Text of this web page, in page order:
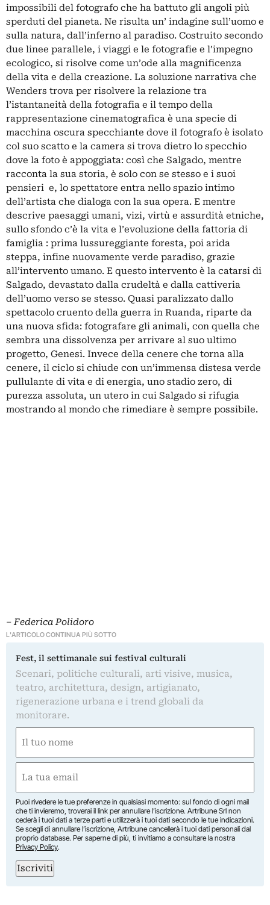
impossibili del fotografo che ha battuto gli angoli più
sperduti del pianeta. Ne risulta un’ indagine sull’uomo e
sulla natura, dall’inferno al paradiso. Costruito secondo
due linee parallele, i viaggi e le fotografie e l’impegno
ecologico, si risolve come un’ode alla magnificenza
della vita e della creazione. La soluzione narrativa che
Wenders trova per risolvere la relazione tra
l’istantaneità della fotografia e il tempo della
rappresentazione cinematografica è una specie di
macchina oscura specchiante dove il fotografo è isolato
col suo scatto e la camera si trova dietro lo specchio
dove la foto è appoggiata: così che Salgado, mentre
racconta la sua storia, è solo con se stesso e i suoi
pensieri e, lo spettatore entra nello spazio intimo
dell’artista che dialoga con la sua opera. E mentre
descrive paesaggi umani, vizi, virtù e assurdità etniche,
sullo sfondo c’è la vita e l’evoluzione della fattoria di
famiglia : prima lussureggiante foresta, poi arida
steppa, infine nuovamente verde paradiso, grazie
all’intervento umano. E questo intervento è la catarsi di
Salgado, devastato dalla crudeltà e dalla cattiveria
dell’uomo verso se stesso. Quasi paralizzato dallo
spettacolo cruento della guerra in Ruanda, riparte da
una nuova sfida: fotografare gli animali, con quella che
sembra una dissolvenza per arrivare al suo ultimo
progetto, Genesi. Invece della cenere che torna alla
cenere, il ciclo si chiude con un’immensa distesa verde
pullulante di vita e di energia, uno stadio zero, di
purezza assoluta, un utero in cui Salgado si rifugia
mostrando al mondo che rimediare è sempre possibile.
– Federica Polidoro
L'ARTICOLO CONTINUA PIÙ SOTTO
Fest, il settimanale sui festival culturali
Scenari, politiche culturali, arti visive, musica,
teatro, architettura, design, artigianato,
rigenerazione urbana e i trend globali da
monitorare.
(Required)
First
(Required)
Puoi rivedere le tue preferenze in qualsiasi momento: sul fondo di ogni mail
che ti invieremo, troverai il link per annullare l’iscrizione. Artribune Srl non
cederà i tuoi dati a terze parti e utilizzerà i tuoi dati secondo le tue indicazioni.
Se scegli di annullare l’iscrizione, Artribune cancellerà i tuoi dati personali dal
proprio database. Per saperne di più, ti invitiamo a consultare la nostra
Privacy Policy.
Iscriviti